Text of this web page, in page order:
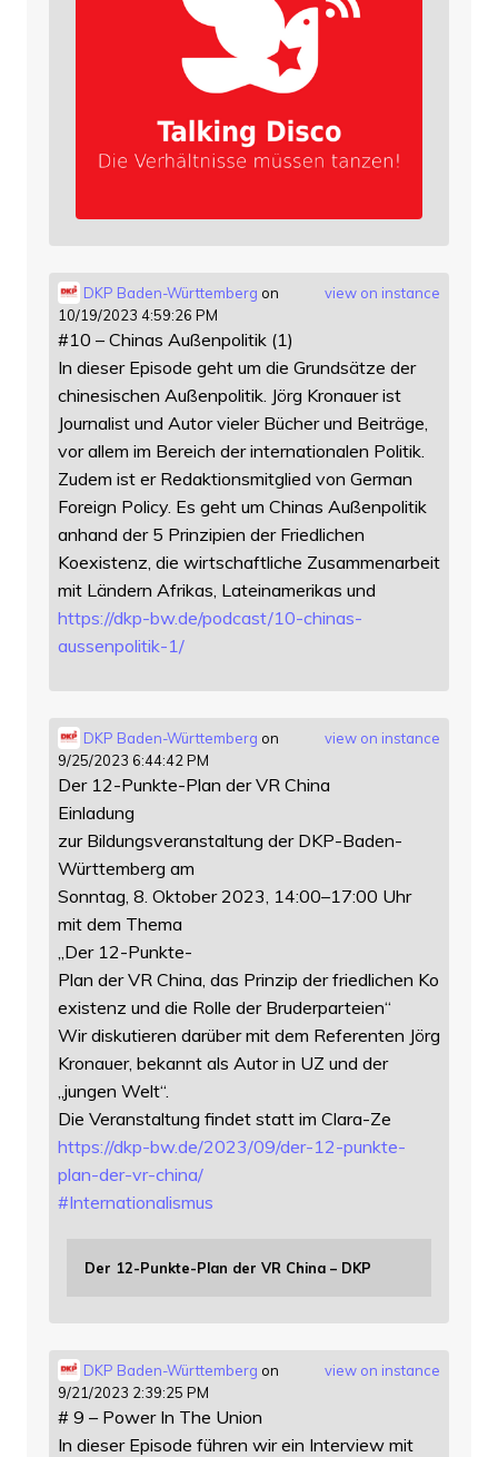
view on instance
DKP Baden-Württemberg on
10/19/2023 4:59:26 PM
#10 – Chinas Außenpolitik (1)
In dieser Episode geht um die Grundsätze der
chinesischen Außenpolitik. Jörg Kronauer ist
Journalist und Autor vieler Bücher und Beiträge,
vor allem im Bereich der internationalen Politik.
Zudem ist er Redaktionsmitglied von German
Foreign Policy. Es geht um Chinas Außenpolitik
anhand der 5 Prinzipien der Friedlichen
Koexistenz, die wirtschaftliche Zusammenarbeit
mit Ländern Afrikas, Lateinamerikas und
https://dkp-bw.de/podcast/10-chinas-
aussenpolitik-1/
view on instance
DKP Baden-Württemberg on
9/25/2023 6:44:42 PM
Der 12-Punkte-Plan der VR China
Einladung
zur Bildungsveranstaltung der DKP-Baden-
Württemberg am
Sonntag, 8. Oktober 2023, 14:00–17:00 Uhr
mit dem Thema
„Der 12-Punkte-
Plan der VR China, das Prinzip der friedlichen Ko
existenz und die Rolle der Bruderparteien“
Wir diskutieren darüber mit dem Referenten Jörg
Kronauer, bekannt als Autor in UZ und der
„jungen Welt“.
Die Veranstaltung findet statt im Clara-Ze
https://dkp-bw.de/2023/09/der-12-punkte-
plan-der-vr-china/
#Internationalismus
Der 12-Punkte-Plan der VR China – DKP
view on instance
DKP Baden-Württemberg on
9/21/2023 2:39:25 PM
# 9 – Power In The Union
In dieser Episode führen wir ein Interview mit